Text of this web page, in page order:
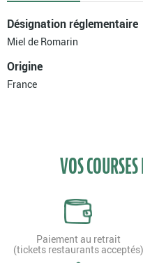
Désignation réglementaire
Miel de Romarin
Origine
France
VOS
Paiement au retrait
(tickets restaurants acceptés)